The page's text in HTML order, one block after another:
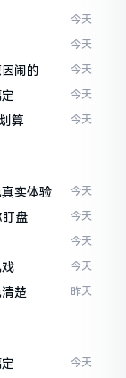
今天
今天
闹的 今天
今天
算 今天
实体验 今天
盯盘 今天
今天
今天
楚 昨天
今天